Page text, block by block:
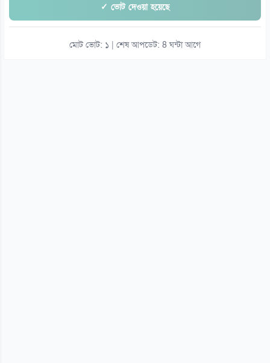
✓ ভোট দেওয়া হয়েছে
মোট ভোট: ১ | শেষ আপডেট: 8 ঘন্টা আগে